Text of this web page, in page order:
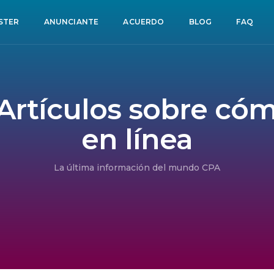
ANUNCIANTE ACUERDO BLOG FAQ
sobre
en línea
La última información del mundo CPA